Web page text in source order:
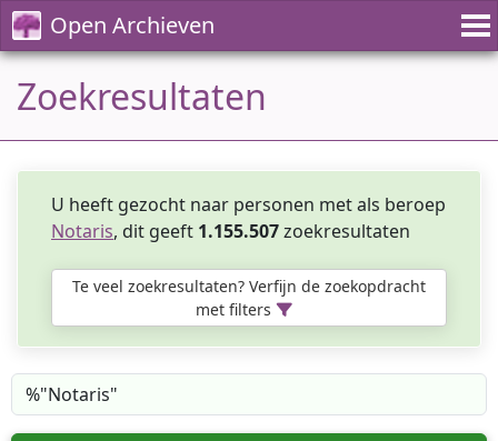
Open Archieven
Zoekresultaten
U heeft gezocht naar personen met als beroep
Notaris, dit geeft 1.155.507zoekresultaten
Te veel zoekresultaten? Verfijn de zoekopdracht
met filters